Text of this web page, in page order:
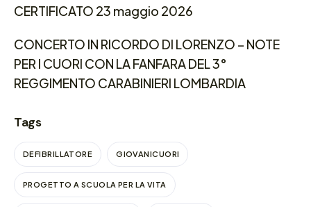
CERTIFICATO 23 maggio 2026
CONCERTO IN RICORDO DI LORENZO – NOTE
PER I CUORI CON LA FANFARA DEL 3°
REGGIMENTO CARABINIERI LOMBARDIA
Tags
DEFIBRILLATORE GIOVANICUORI
PROGETTO A SCUOLA PER LA VITA